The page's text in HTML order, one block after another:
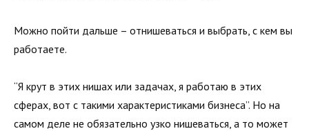
Можно пойти дальше – отнишеваться и выбрать, с кем вы
работаете.
“Я крут в этих нишах или задачах, я работаю в этих
сферах, вот с такими характеристиками бизнеса”. Но на
самом деле не обязательно узко нишеваться, а то может